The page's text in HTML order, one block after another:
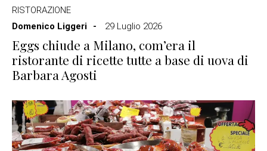
RISTORAZIONE
Domenico Liggeri
29 Luglio 2026
Eggs chiude a Milano, com’era il
ristorante di ricette tutte a base di uova di
Barbara Agosti